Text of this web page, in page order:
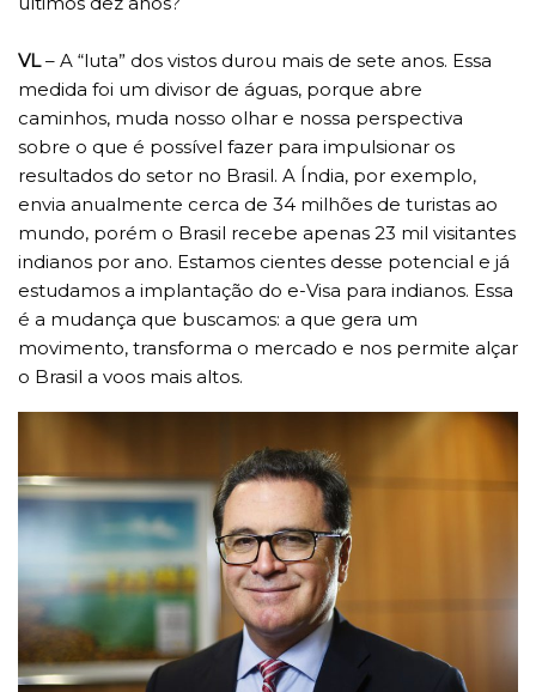
VL– A “luta” dos vistos durou mais de sete anos. Essa
medida foi um divisor de águas, porque abre
caminhos, muda nosso olhar e nossa perspectiva
sobre o que é possível fazer para impulsionar os
resultados do setor no Brasil. A Índia, por exemplo,
envia anualmente cerca de 34 milhões de turistas ao
mundo, porém o Brasil recebe apenas 23 mil visitantes
indianos por ano. Estamos cientes desse potencial e já
estudamos a implantação do e-Visa para indianos. Essa
é a mudança que buscamos: a que gera um
movimento, transforma o mercado e nos permite alçar
o Brasil a voos mais altos.